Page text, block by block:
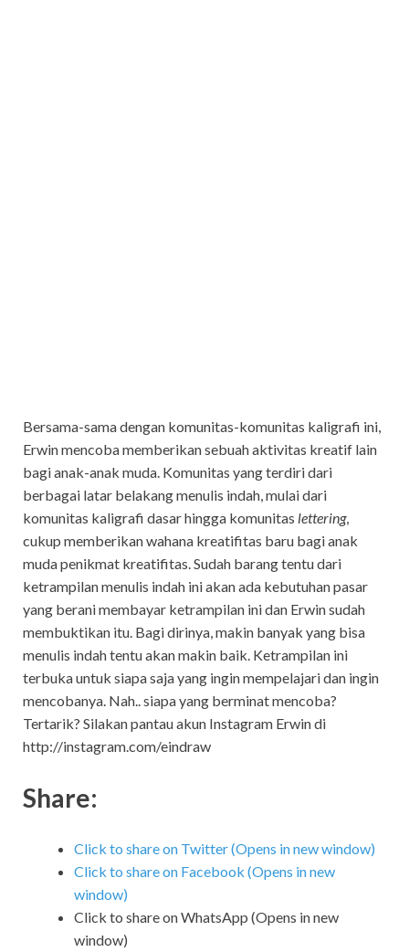
Bersama-sama dengan komunitas-komunitas kaligrafi ini,
Erwin mencoba memberikan sebuah aktivitas kreatif lain
bagi anak-anak muda. Komunitas yang terdiri dari
berbagai latar belakang menulis indah, mulai dari
komunitas kaligrafi dasar hingga komunitas lettering,
cukup memberikan wahana kreatifitas baru bagi anak
muda penikmat kreatifitas. Sudah barang tentu dari
ketrampilan menulis indah ini akan ada kebutuhan pasar
yang berani membayar ketrampilan ini dan Erwin sudah
membuktikan itu. Bagi dirinya, makin banyak yang bisa
menulis indah tentu akan makin baik. Ketrampilan ini
terbuka untuk siapa saja yang ingin mempelajari dan ingin
mencobanya. Nah.. siapa yang berminat mencoba?
Tertarik? Silakan pantau akun Instagram Erwin di
http://instagram.com/eindraw
Share:
Click to share on Twitter (Opens in new window)
Click to share on Facebook (Opens in new
window)
Click to share on WhatsApp (Opens in new
window)